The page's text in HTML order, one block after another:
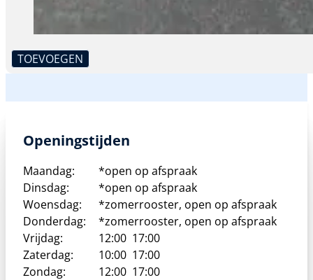
TOEVOEGEN
Dit
heeft
variaties.
Deze
optie
kan
gekozen
worden
op
de
productpagina
Openingstijden
Maandag:
*open op afspraak
Dinsdag:
*open op afspraak
Woensdag:
*zomerrooster, open op afspraak
Donderdag:
*zomerrooster, open op afspraak
Vrijdag:
12:00 17:00
Zaterdag:
10:00 17:00
Zondag:
12:00 17:00